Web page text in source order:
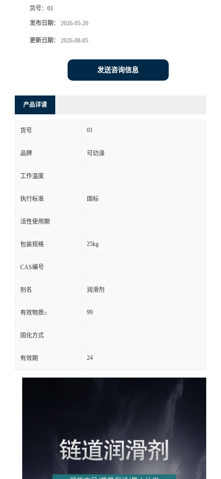
货号： 01
发布日期： 2026-05-20
更新日期： 2026-08-05
发送咨询信息
产品详请
货号 01
品牌 可玏湶
工作温度
执行标准 国标
活性使用期
包装规格 25kg
CAS编号
别名 润滑剂
有效物质≥ 99
固化方式
有效期 24